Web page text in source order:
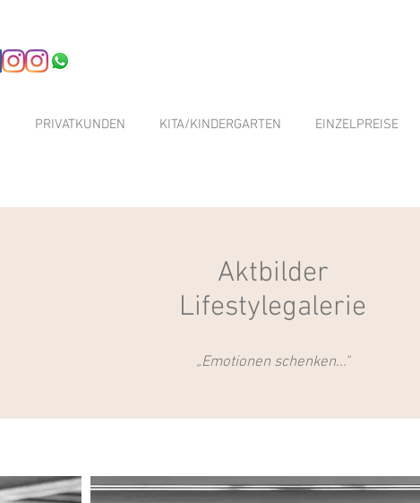
PRIVATKUNDEN KITA/KINDERGARTEN EINZELPREISE
Aktbilder
Lifestylegalerie
„Emotionen schenken..."